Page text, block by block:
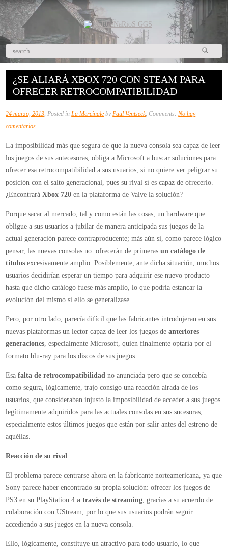
¿SE ALIARÁ XBOX 720 CON STEAM PARA
OFRECER RETROCOMPATIBILIDAD
24 marzo, 2013, Posted inLa Mercinale byPaul Ventseck, Comments:No hay
comentariosen
aliará
Xbox
720
con
Steam
para
ofrecer
retrocompatibilidad
La imposibilidad más que segura de que la nueva consola sea capaz de leer
los juegos de sus antecesoras, obliga a Microsoft a buscar soluciones para
ofrecer esa retrocompatibilidad a sus usuarios, si no quiere ver peligrar su
posición con el salto generacional, pues su rival sí es capaz de ofrecerlo.
¿EncontraráXbox 720 en la plataforma de Valve la solución?
Porque sacar al mercado, tal y como están las cosas, un hardware que
obligue a sus usuarios a jubilar de manera anticipada sus juegos de la
actual generación parece contraproducente; más aún si, como parece lógico
pensar, las nuevas consolas no ofrecerán de primerasun catálogo de
títulos excesivamente amplio. Posiblemente, ante dicha situación, muchos
usuarios decidirían esperar un tiempo para adquirir ese nuevo producto
hasta que dicho catálogo fuese más amplio, lo que podría estancar la
evolución del mismo si ello se generalizase.
Pero, por otro lado, parecía difícil que las fabricantes introdujeran en sus
nuevas plataformas un lector capaz de leer los juegos deanteriores
generaciones, especialmente Microsoft, quien finalmente optaría por el
formato blu-ray para los discos de sus juegos.
Esa falta de retrocompatibilidad no anunciada pero que se concebía
como segura, lógicamente, trajo consigo una reacción airada de los
usuarios, que consideraban injusto la imposibilidad de acceder a sus juegos
legítimamente adquiridos para las actuales consolas en sus sucesoras;
especialmente estos últimos juegos que están por salir antes del estreno de
aquéllas.
Reacción de su rival
El problema parece centrarse ahora en la fabricante norteamericana, ya que
Sony parece haber encontrado su propia solución: ofrecer los juegos de
PS3 en su PlayStation 4a través de streaming, gracias a su acuerdo de
colaboración con UStream, por lo que sus usuarios podrán seguir
accediendo a sus juegos en la nueva consola.
Ello, lógicamente, constituye un atractivo para todo usuario, lo que